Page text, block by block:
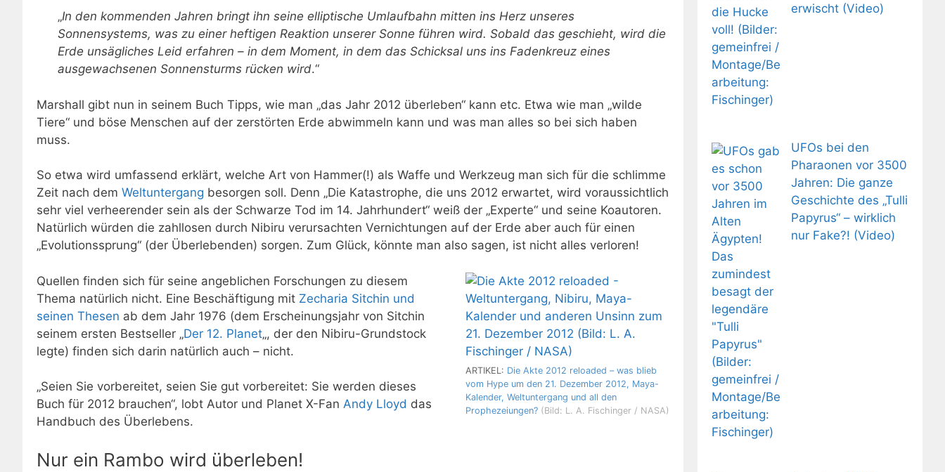
„In den kommenden Jahren bringt ihn seine elliptische Umlaufbahn mitten ins Herz unseres
Sonnensystems, was zu einer heftigen Reaktion unserer Sonne führen wird. Sobald das geschieht, wird die
Erde unsägliches Leid erfahren – in dem Moment, in dem das Schicksal uns ins Fadenkreuz eines
ausgewachsenen Sonnensturms rücken wird.“
Marshall gibt nun in seinem Buch Tipps, wie man „das Jahr 2012 überleben“ kann etc. Etwa wie man „wilde
Tiere“ und böse Menschen auf der zerstörten Erde abwimmeln kann und was man alles so bei sich haben
muss.
So etwa wird umfassend erklärt, welche Art von Hammer(!) als Waffe und Werkzeug man sich für die schlimme
Zeit nach dem Weltuntergang besorgen soll. Denn „Die Katastrophe, die uns 2012 erwartet, wird voraussichtlich
sehr viel verheerender sein als der Schwarze Tod im 14. Jahrhundert“ weiß der „Experte“ und seine Koautoren.
Natürlich würden die zahllosen durch Nibiru verursachten Vernichtungen auf der Erde aber auch für einen
„Evolutionssprung“ (der Überlebenden) sorgen. Zum Glück, könnte man also sagen, ist nicht alles verloren!
ARTIKEL: Die Akte 2012 reloaded – was blieb
vom Hype um den 21. Dezember 2012, Maya-
Kalender, Weltuntergang und all den
Prophezeiungen? (Bild: L. A. Fischinger / NASA)
Quellen finden sich für seine angeblichen Forschungen zu diesem
Thema natürlich nicht. Eine Beschäftigung mit Zecharia Sitchin und
seinen Thesen ab dem Jahr 1976 (dem Erscheinungsjahr von Sitchin
seinem ersten Bestseller „Der 12. Planet„, der den Nibiru-Grundstock
legte) finden sich darin natürlich auch – nicht.
„Seien Sie vorbereitet, seien Sie gut vorbereitet: Sie werden dieses
Buch für 2012 brauchen“, lobt Autor und Planet X-Fan Andy Lloyd das
Handbuch des Überlebens.
Nur ein Rambo wird überleben!
erwischt (Video)
UFOs bei den
Pharaonen vor 3500
Jahren: Die ganze
Geschichte des „Tulli
Papyrus“ – wirklich
nur Fake?! (Video)